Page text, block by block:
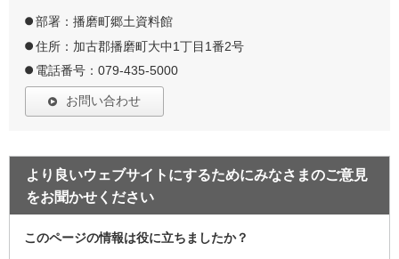
部署：播磨町郷土資料館
住所：加古郡播磨町大中1丁目1番2号
電話番号：079-435-5000
お問い合わせ
より良いウェブサイトにするためにみなさまのご意見
をお聞かせください
このページの情報は役に立ちましたか？